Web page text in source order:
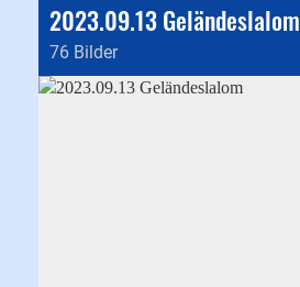
2023.09.13 Geländeslalom
76 Bilder